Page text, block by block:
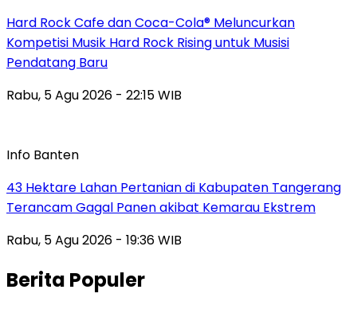
Hard Rock Cafe dan Coca-Cola® Meluncurkan
Kompetisi Musik Hard Rock Rising untuk Musisi
Pendatang Baru
Rabu, 5 Agu 2026 - 22:15 WIB
Info Banten
43 Hektare Lahan Pertanian di Kabupaten Tangerang
Terancam Gagal Panen akibat Kemarau Ekstrem
Rabu, 5 Agu 2026 - 19:36 WIB
Berita Populer